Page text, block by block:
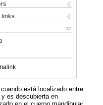
links
está localizado entre
es descubierta en